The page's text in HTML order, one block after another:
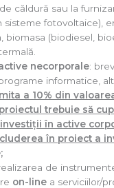
căldură sau la
sisteme fotovoltaice),
biomasa (biodiesel,
necorporale:
informatice,
a 10% din
trebuie să
în active
în proiect a
de
on-line a serviciilor/